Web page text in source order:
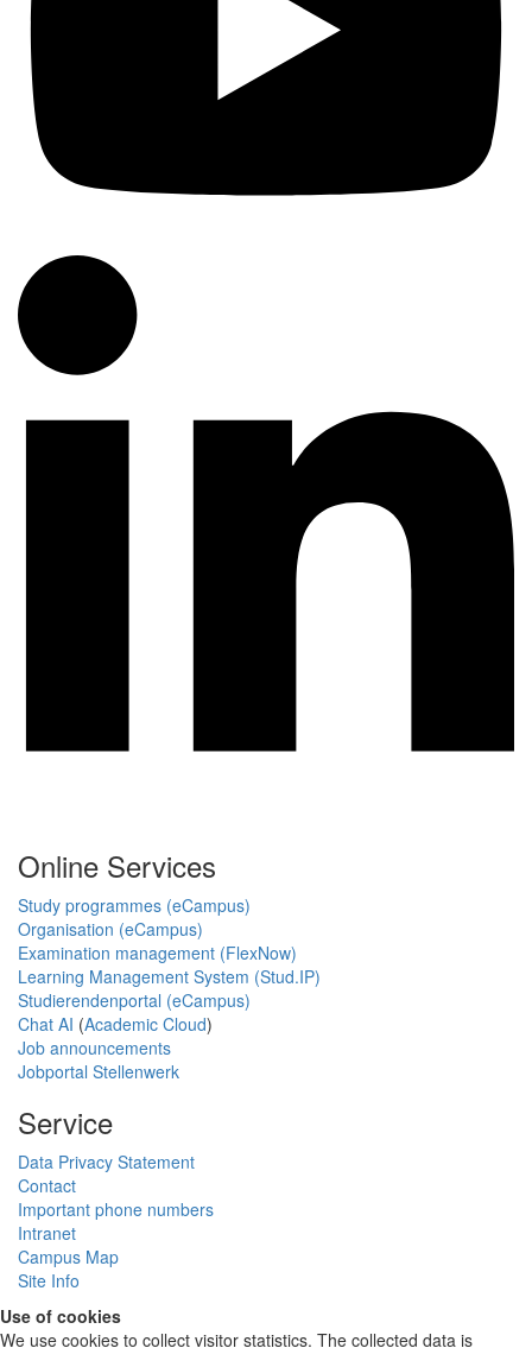
Online Services
Study programmes (eCampus)
Organisation (eCampus)
Examination management (FlexNow)
Learning Management System (Stud.IP)
Studierendenportal (eCampus)
Chat AI (Academic Cloud)
Job announcements
Jobportal Stellenwerk
Service
Data Privacy Statement
Contact
Important phone numbers
Intranet
Campus Map
Site Info
Use of cookies
We use cookies to collect visitor statistics. The collected data is